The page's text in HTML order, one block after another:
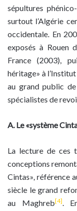
sépultures
surtout l’Algérie
occidentale. En
exposés à Rouen
France (2003),
héritage» à
au grand public
spécialistes de
A. Le «système
La lecture de ces
conceptions
Cintas», référence
siècle le grand
au Maghreb[4].